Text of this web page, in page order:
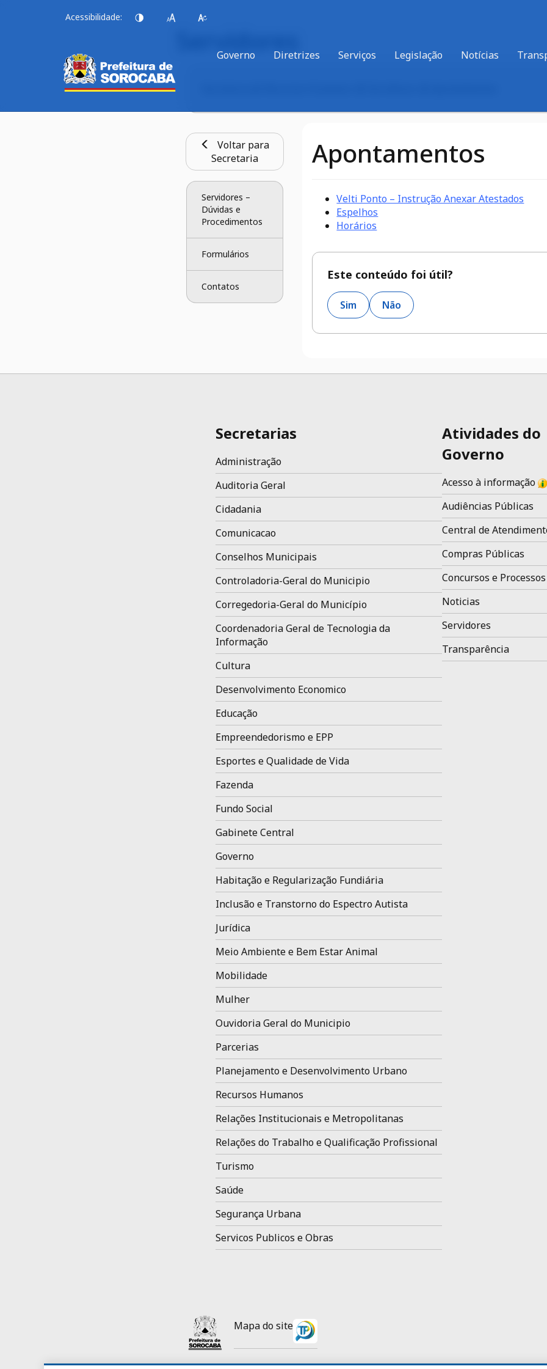
Acessibilidade:
Governo Diretrizes Serviços Legislação Notícias
Voltar para
Secretaria
Servidores –
Dúvidas e
Procedimentos
Formulários
Contatos
Apontamentos
Velti Ponto – Instrução Anexar Atestados
Espelhos
Horários
Este conteúdo foi útil?
Sim Não
Secretarias
Administração
Auditoria Geral
Cidadania
Comunicacao
Conselhos Municipais
Controladoria-Geral do Municipio
Corregedoria-Geral do Município
Coordenadoria Geral de Tecnologia da
Informação
Cultura
Desenvolvimento Economico
Educação
Empreendedorismo e EPP
Esportes e Qualidade de Vida
Fazenda
Fundo Social
Gabinete Central
Governo
Habitação e Regularização Fundiária
Inclusão e Transtorno do Espectro Autista
Jurídica
Meio Ambiente e Bem Estar Animal
Mobilidade
Mulher
Ouvidoria Geral do Municipio
Parcerias
Planejamento e Desenvolvimento Urbano
Recursos Humanos
Relações Institucionais e Metropolitanas
Relações do Trabalho e Qualificação Profissional
Turismo
Saúde
Segurança Urbana
Servicos Publicos e Obras
Atividades do
Governo
Acesso à informação
Audiências Públicas
Central de
Compras Públicas
Concursos e
Noticias
Servidores
Transparência
Mapa do site